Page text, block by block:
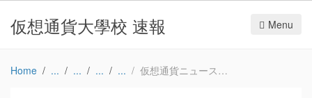
仮想通貨大學校 速報 Menu
Home 仮想通貨ニュース：ビットコインの“ロング”は極めて多い取引：米バンカメ調査 – コインデスク・ジャパン